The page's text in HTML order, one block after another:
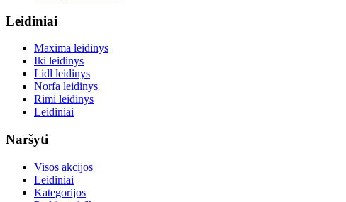
Leidiniai
Maxima leidinys
Iki leidinys
Lidl leidinys
Norfa leidinys
Rimi leidinys
Leidiniai
Naršyti
Visos akcijos
Leidiniai
Kategorijos